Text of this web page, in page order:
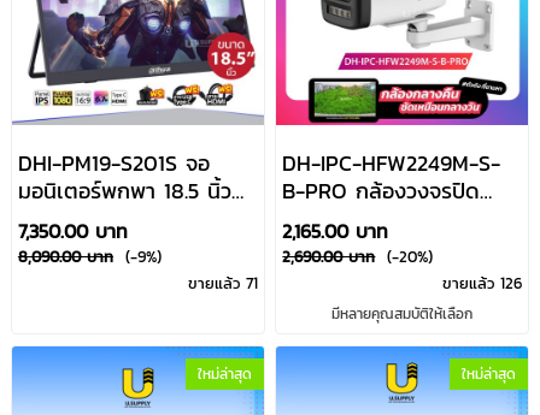
DHI-PM19-S201S จอ
มอนิเตอร์พกพา 18.5 นิ้ว
IPS Full HD 100Hz USB
Type-C Dahua By
Usupply
7,350.00 บาท
8,090.00 บาท (-9%)
ขายแล้ว 71
DH-IPC-HFW2249M-S-
B-PRO กล้องวงจรปิด
Dahua IP 2MP WizColor
Dahua By Usupply
2,165.00 บาท
2,690.00 บาท (-20%)
ขายแล้ว 126
มีหลายคุณสมบัติให้เลือก
ใหม่ล่าสุด ใหม่ล่าสุด